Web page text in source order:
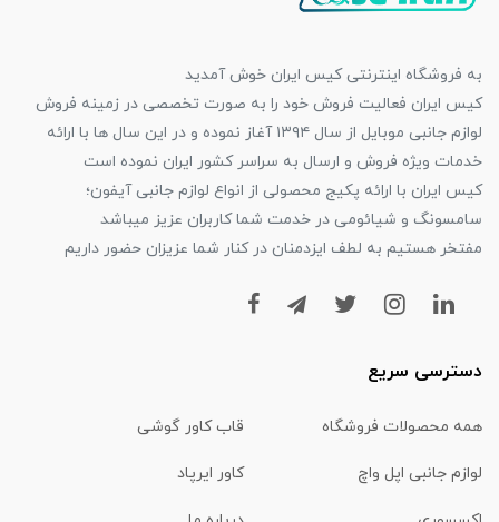
به فروشگاه اینترنتی کیس ایران خوش آمدید
کیس ایران فعالیت فروش خود را به صورت تخصصی در زمینه فروش
لوازم جانبی موبایل از سال ۱۳۹۴ آغاز نموده و در این سال ها با ارائه
خدمات ویژه فروش و ارسال به سراسر کشور ایران نموده است
کیس ایران با ارائه پکیج محصولی از انواع لوازم جانبی آیفون؛
سامسونگ و شیائومی در خدمت شما کاربران عزیز میباشد
مفتخر هستیم به لطف ایزدمنان در کنار شما عزیزان حضور داریم
دسترسی سریع
همه محصولات فروشگاه قاب کاور گوشی
لوازم جانبی اپل واچ کاور ایرپاد